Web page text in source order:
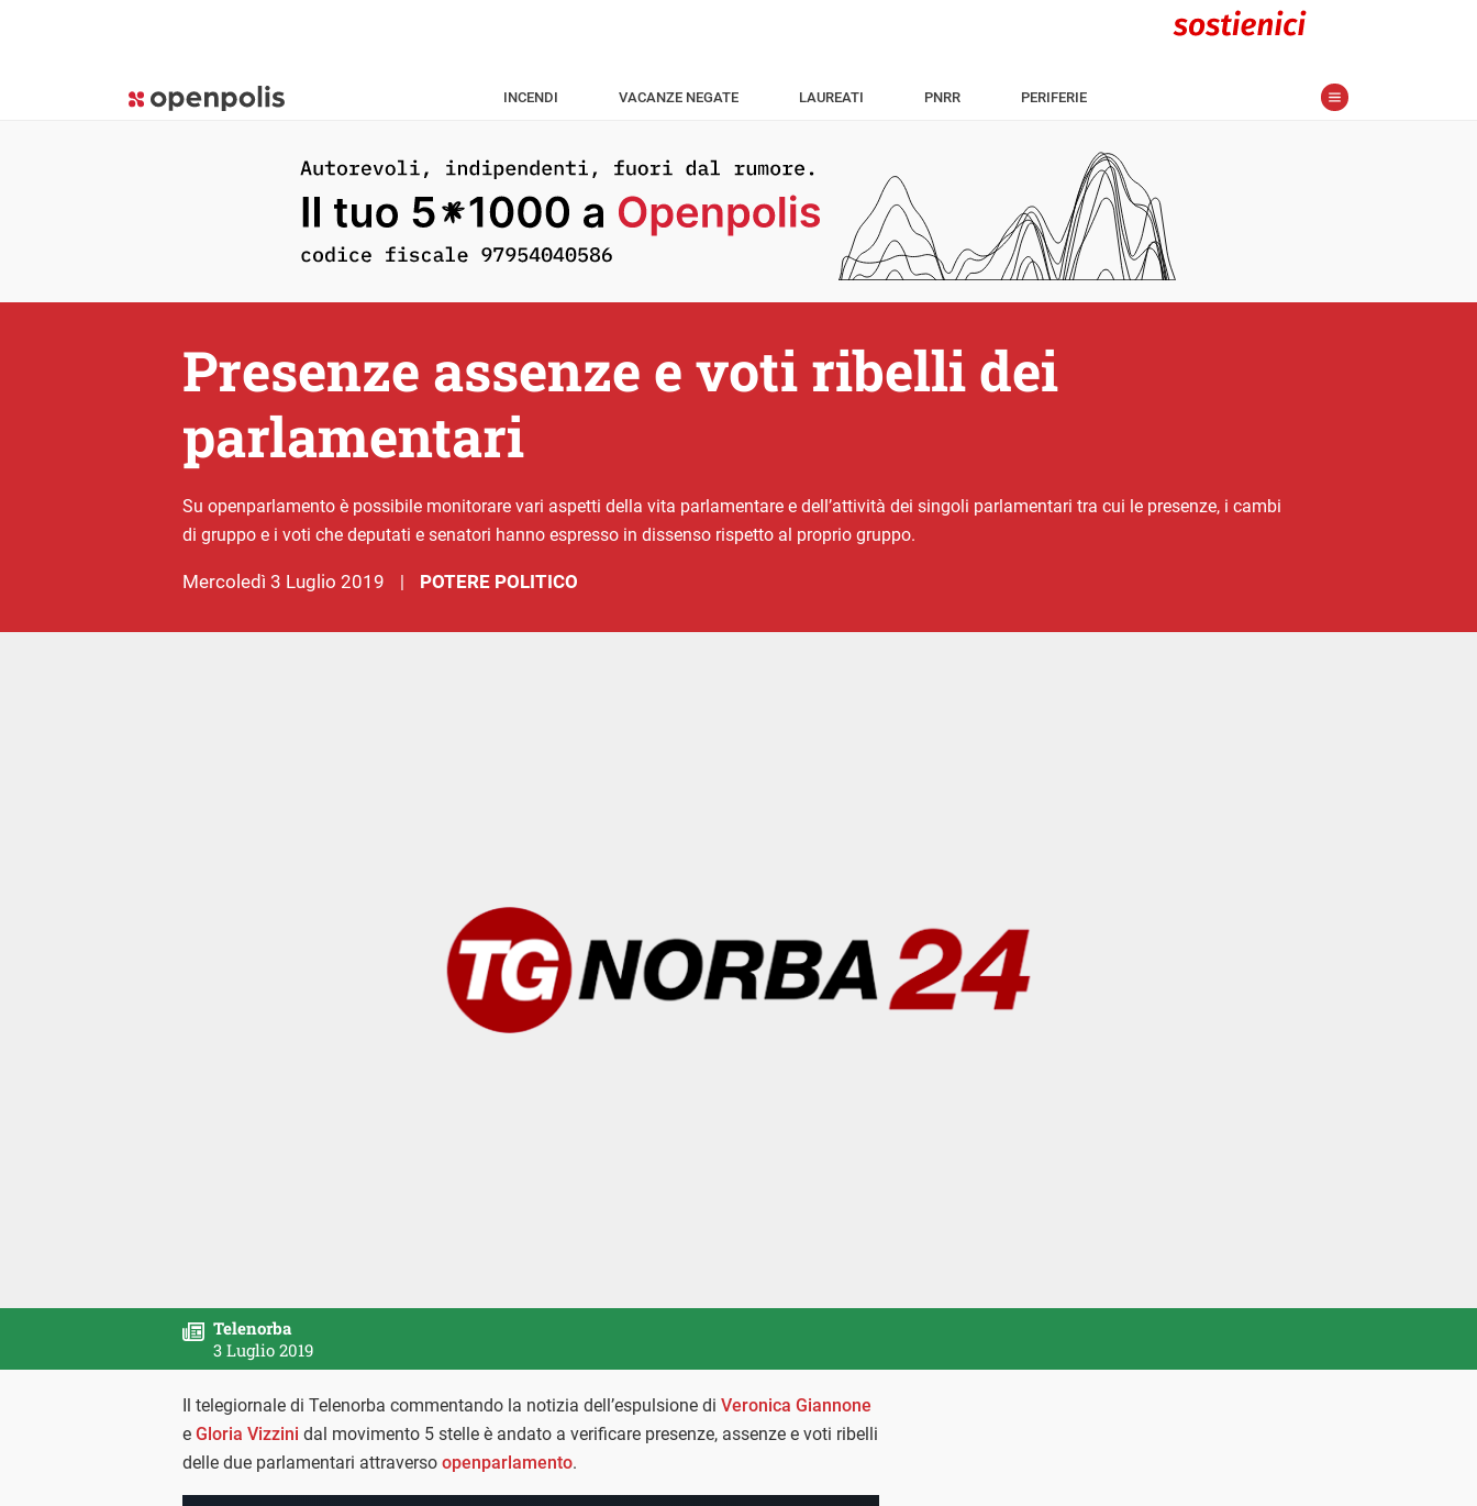
INCENDI VACANZE NEGATE LAUREATI PNRR PERIFERIE
Presenze assenze e voti ribelli dei
parlamentari
Su openparlamento è possibile monitorare vari aspetti della vita parlamentare e dell’attività dei singoli parlamentari tra cui le presenze, i cambi
di gruppo e i voti che deputati e senatori hanno espresso in dissenso rispetto al proprio gruppo.
mercoledì 3 Luglio 2019 | POTERE POLITICO
Telenorba
3 Luglio 2019
Il telegiornale di Telenorba commentando la notizia dell’espulsione di Veronica Giannone
e Gloria Vizzini dal movimento 5 stelle è andato a verificare presenze, assenze e voti ribelli
delle due parlamentari attraverso openparlamento.